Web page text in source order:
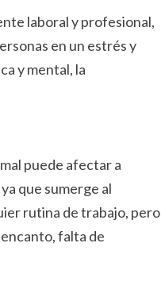
laboral y profesional,
en un estrés y
y mental, la
puede afectar a
que sumerge al
rutina de trabajo, pero
falta de